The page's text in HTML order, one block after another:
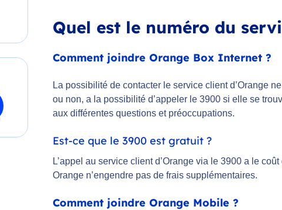
Quel est le numéro du
Comment joindre Orange Box Internet ?
La possibilité de contacter le service client d’Orange
ou non, a la possibilité d’appeler le 3900 si elle se
aux différentes questions et préoccupations.
Est-ce que le 3900 est gratuit ?
L’appel au service client d’Orange via le 3900 a le
Orange n’engendre pas de frais supplémentaires.
Comment joindre Orange Mobile ?